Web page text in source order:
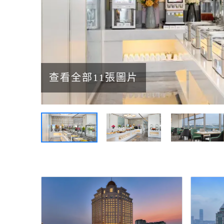
查看全部11張圖片